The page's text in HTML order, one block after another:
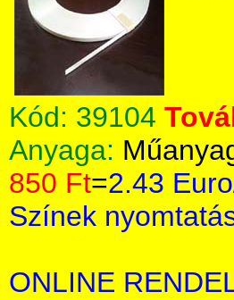
Kód: 39104
Anyaga:
850 Ft=2.43 Euro
Színek
ONLINE